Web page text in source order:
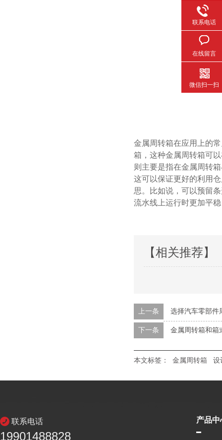
金属周转箱在应用上的常
箱，这种金属周转箱
则主要是指在金属周转箱
这可以保证更好的利用仓
思。比如说，可以
流水线上运行时更加平稳
【相关推荐】
上一条 选择汽车零部件
下一条 金属周转箱和箱
本文标签： 金属周转箱 设
联系电话
19901488828
产品中
联系电话
在线留言
微信扫一扫